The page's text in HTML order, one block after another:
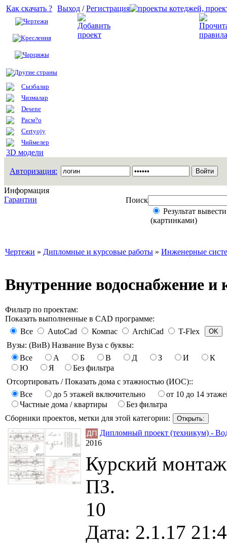
Как скачать ?
Чертежи
Креслення
Чарцяжы
Другие страны
Сызбалар
Чизмалар
Desene
Расм?о
Certyojy
Чиймелер
3D модели
Выход /Регистрация
Авторизация:
Информация
Гарантии
Поиск
Результат
(картинками)
Чертежи » Дипломные и курсовые работы » Инженерные
Внутренние водоснабжение
Фильтр по проектам:
Показать выполненные в CAD программе:
Все
AutoCad Компас ArchiCad
T-Flex
Вузы: (ВиВ) Название Вуза с буквы:
Все
А Б В Д З И
К
Ю
Я
Без фильтра
Отсортировать / Показать дома с этажностью (ИОС)::
Все
до 5 этажей включительно
от 10 до 14
Частные дома / квартиры
Без фильтра
Сборники проектов, метки для этой категории:
Дипломный проект (техникум) -
2016
Курский
ПЗ.
10
Дата: 2.1.17